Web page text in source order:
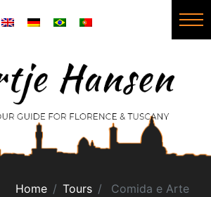
Home Tours Comida e Arte